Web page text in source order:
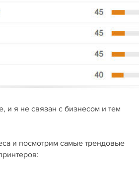
и я не связан с бизнесом и тем
и посмотрим самые трендовые